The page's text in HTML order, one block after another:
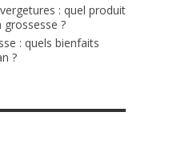
: quel produit
grossesse ?
: quels bienfaits
?